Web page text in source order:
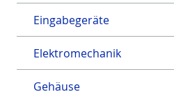
Eingabegeräte
Elektromechanik
Gehäuse